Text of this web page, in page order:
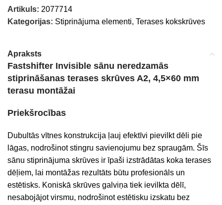
Artikuls: 2077714
Kategorijas: Stiprinājuma elementi, Terases kokskrūves
Apraksts
Fastshifter Invisible sānu neredzamās
stiprināšanas terases skrūves A2, 4,5×60 mm
terasu montāžai
Priekšrocības
Dubultās vītnes konstrukcija ļauj efektīvi pievilkt dēli pie
lāgas, nodrošinot stingru savienojumu bez spraugām. Šīs
sānu stiprinājuma skrūves ir īpaši izstrādātas koka terases
dēļiem, lai montāžas rezultāts būtu profesionāls un
estētisks. Koniskā skrūves galviņa tiek ievilkta dēlī,
nesabojājot virsmu, nodrošinot estētisku izskatu bez